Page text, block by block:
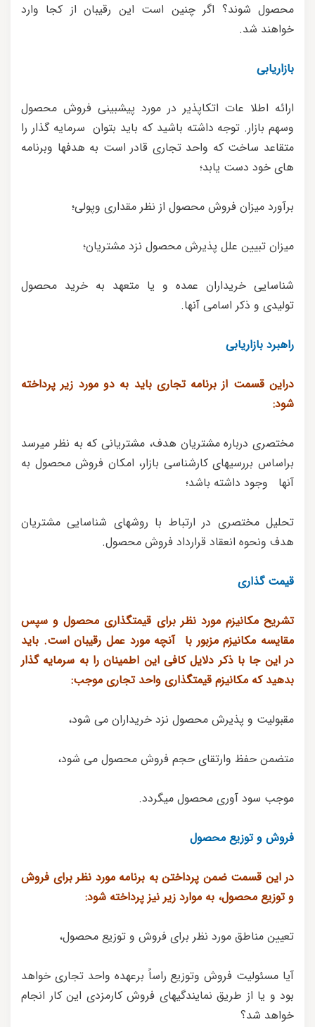
محصول شوند؟ اگر چنین است این رقیبان از کجا وارد
خواهند شد.
بازاریابی
ارائه اطلا عات اتکاپذیر در مورد پیشبینی فروش محصول
وسهم بازار. توجه داشته باشید که باید بتوان سرمایه گذار را
متقاعد ساخت که واحد تجاری قادر است به هدفها وبرنامه
های خود دست یابد؛
برآورد میزان فروش محصول از نظر مقداری وپولی؛
میزان تبیین علل پذیرش محصول نزد مشتریان؛
شناسایی خریداران عمده و یا متعهد به خرید محصول
تولیدی و ذکر اسامی آنها.
راهبرد بازاریابی
دراین قسمت از برنامه تجاری باید به دو مورد زیر پرداخته
شود:
مختصری درباره مشتریان هدف، مشتریانی که به نظر میرسد
براساس بررسیهای کارشناسی بازار، امکان فروش محصول به
آنها وجود داشته باشد؛
تحلیل مختصری در ارتباط با روشهای شناسایی مشتریان
هدف ونحوه انعقاد قرارداد فروش محصول.
قیمت گذاری
تشریح مکانیزم مورد نظر برای قیمتگذاری محصول و سپس
مقایسه مکانیزم مزبور با آنچه مورد عمل رقیبان است. باید
در این جا با ذکر دلایل کافی این اطمینان را به سرمایه گذار
بدهید که مکانیزم قیمتگذاری واحد تجاری موجب:
مقبولیت و پذیرش محصول نزد خریداران می شود،
متضمن حفظ وارتقای حجم فروش محصول می شود،
موجب سود آوری محصول میگردد.
فروش و توزیع محصول
در این قسمت ضمن پرداختن به برنامه مورد نظر برای فروش
و توزیع محصول، به موارد زیر نیز پرداخته شود:
تعیین مناطق مورد نظر برای فروش و توزیع محصول،
آیا مسئولیت فروش وتوزیع راساً برعهده واحد تجاری خواهد
بود و یا از طریق نمایندگیهای فروش کارمزدی این کار انجام
خواهد شد؟